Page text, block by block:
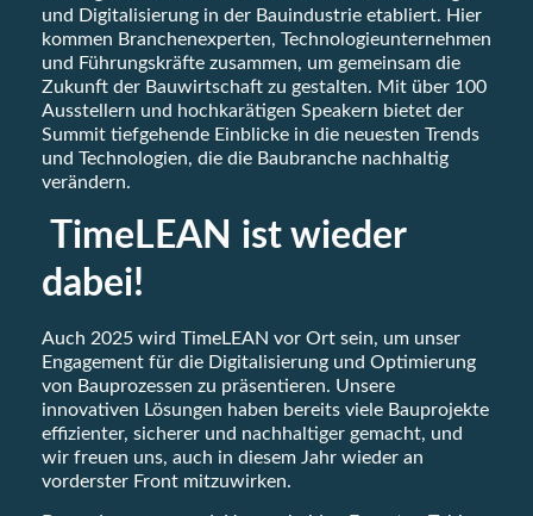
und Digitalisierung in der Bauindustrie etabliert. Hier
kommen Branchenexperten, Technologieunternehmen
und Führungskräfte zusammen, um gemeinsam die
Zukunft der Bauwirtschaft zu gestalten. Mit über 100
Ausstellern und hochkarätigen Speakern bietet der
Summit tiefgehende Einblicke in die neuesten Trends
und Technologien, die die Baubranche nachhaltig
verändern.
TimeLEAN ist wieder
dabei!
Auch 2025 wird TimeLEAN vor Ort sein, um unser
Engagement für die Digitalisierung und Optimierung
von Bauprozessen zu präsentieren. Unsere
innovativen Lösungen haben bereits viele Bauprojekte
effizienter, sicherer und nachhaltiger gemacht, und
wir freuen uns, auch in diesem Jahr wieder an
vorderster Front mitzuwirken.